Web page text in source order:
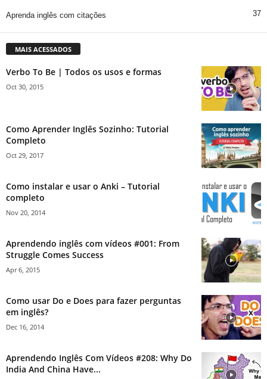
Aprenda inglês com citações 37
MAIS ACESSADOS
Verbo To Be | Todos os usos e formas
Oct 30, 2015
Como Aprender Inglês Sozinho: Tutorial
Completo
Oct 29, 2017
Como instalar e usar o Anki – Tutorial
completo
Nov 20, 2014
Aprendendo inglês com vídeos #001: From
Struggle Comes Success
Apr 6, 2015
Como usar Do e Does para fazer perguntas
em inglês?
Dec 16, 2014
Aprendendo Inglês Com Vídeos #208: Why Do
India And China Have...